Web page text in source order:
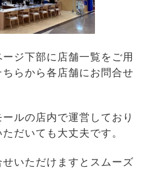
ジ下部に店舗一覧をご用
らから各店舗にお問合せ
ルの店内で運営しており
だいても大丈夫です。
いただけますとスムーズ